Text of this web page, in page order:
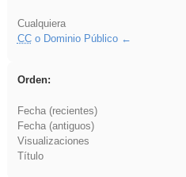
Cualquiera
CCo Dominio Público
Orden:
Fecha (recientes)
Fecha (antiguos)
Visualizaciones
Título